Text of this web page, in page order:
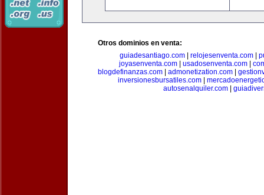
Otros dominios en venta:
guiadesantiago.com| relojesenventa.com|
joyasenventa.com
usadosenventa.com
blogdefinanzas.com
admonetization.com
inversionesbursatiles.com|
autosenalquiler.com|